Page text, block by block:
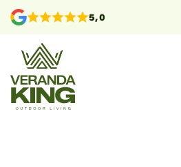
5,0